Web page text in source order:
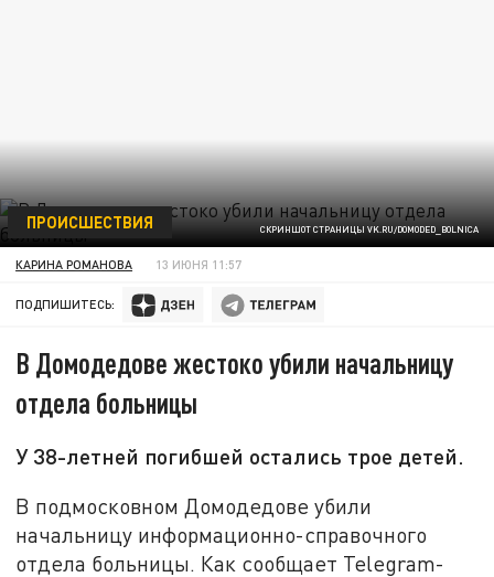
СКРИНШОТ СТРАНИЦЫ VK.RU/DOMODED_BOLNICA
ПРОИСШЕСТВИЯ
КАРИНА РОМАНОВА 13 ИЮНЯ 11:57
ПОДПИШИТЕСЬ:
В Домодедове жестоко убили начальницу
отдела больницы
У 38-летней погибшей остались трое детей.
В подмосковном Домодедове убили
начальницу информационно-справочного
отдела больницы. Как сообщает Telegram-